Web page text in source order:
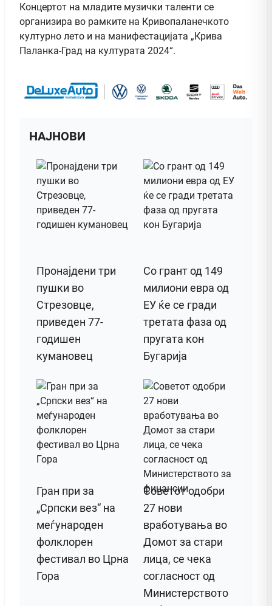
Концертот на младите музички таленти се
организира во рамките на Кривопаланечкото
културно лето и на манифестацијата „Крива
Паланка-Град на културата 2024“.
НАЈНОВИ
Пронајдени три
пушки во
Стрезовце,
приведен 77-
годишен
кумановец
Со грант од 149
милиони евра од
ЕУ ќе се гради
третата фаза од
пругата кон
Бугарија
Гран при за
„Српски вез“ на
меѓународен
фолклорен
фестивал во Црна
Гора
Советот одобри
27 нови
вработувања во
Домот за стари
лица, се чека
согласност од
Министерството